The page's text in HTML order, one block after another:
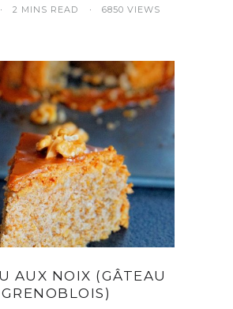
2 MINS READ 6850 VIEWS
AUX NOIX (GÂTEAU
GRENOBLOIS)